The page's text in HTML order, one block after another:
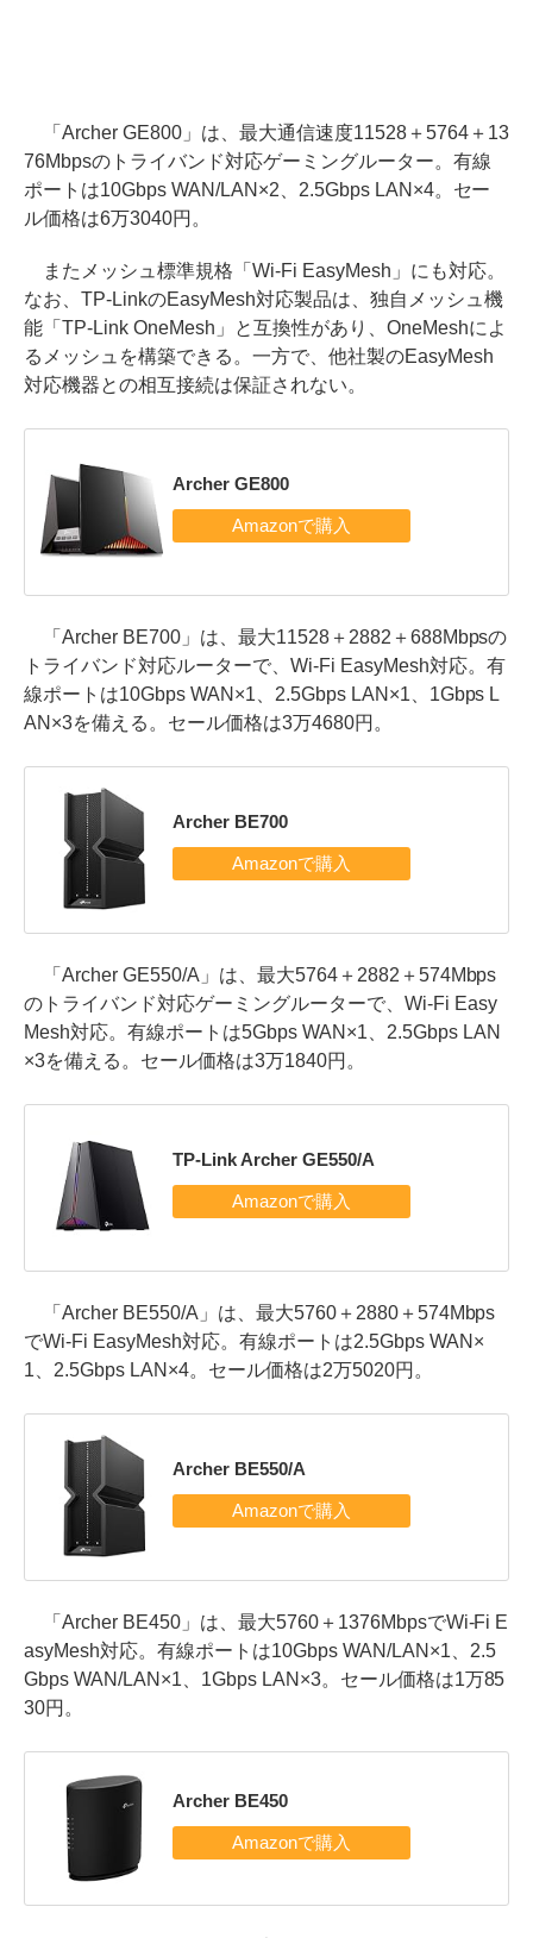
「Archer GE800」は、最大通信速度11528＋5764＋13
76Mbpsのトライバンド対応ゲーミングルーター。有線
ポートは10Gbps WAN/LAN×2、2.5Gbps LAN×4。セー
ル価格は6万3040円。
またメッシュ標準規格「Wi-Fi EasyMesh」にも対応。
なお、TP-LinkのEasyMesh対応製品は、独自メッシュ機
能「TP-Link OneMesh」と互換性があり、OneMeshによ
るメッシュを構築できる。一方で、他社製のEasyMesh
対応機器との相互接続は保証されない。
Archer GE800
「Archer BE700」は、最大11528＋2882＋688Mbpsの
トライバンド対応ルーターで、Wi-Fi EasyMesh対応。有
線ポートは10Gbps WAN×1、2.5Gbps LAN×1、1Gbps L
AN×3を備える。セール価格は3万4680円。
Archer BE700
「Archer GE550/A」は、最大5764＋2882＋574Mbps
のトライバンド対応ゲーミングルーターで、Wi-Fi Easy
Mesh対応。有線ポートは5Gbps WAN×1、2.5Gbps LAN
×3を備える。セール価格は3万1840円。
TP-Link Archer GE550/A
「Archer BE550/A」は、最大5760＋2880＋574Mbps
でWi-Fi EasyMesh対応。有線ポートは2.5Gbps WAN×
1、2.5Gbps LAN×4。セール価格は2万5020円。
Archer BE550/A
「Archer BE450」は、最大5760＋1376MbpsでWi-Fi E
asyMesh対応。有線ポートは10Gbps WAN/LAN×1、2.5
Gbps WAN/LAN×1、1Gbps LAN×3。セール価格は1万85
30円。
Archer BE450